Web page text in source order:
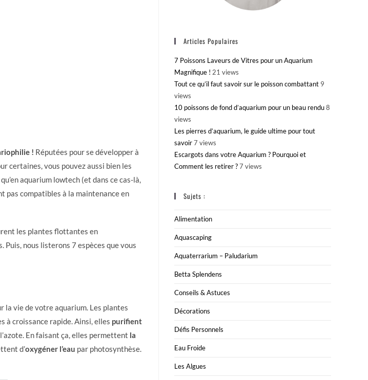
! Réputées pour se développer à
certaines, vous pouvez aussi bien les
aquarium lowtech (et dans ce cas-là,
pas compatibles à la maintenance en
les plantes flottantes en
nous listerons 7 espèces que vous
la vie de votre aquarium. Les plantes
à croissance rapide. Ainsi, elles purifient
En faisant ça, elles permettent la
d’oxygéner l’eau par photosynthèse.
Articles Populaires
7 Poissons Laveurs de Vitres pour un Aquarium
Magnifique ! 21 views
Tout ce qu’il faut savoir sur le poisson combattant 9
views
10 poissons de fond d’aquarium pour un beau rendu8
views
Les pierres d’aquarium, le guide ultime pour tout
savoir7 views
Escargots dans votre Aquarium ? Pourquoi et
Comment les retirer ?7 views
Sujets :
Alimentation
Aquascaping
Aquaterrarium – Paludarium
Betta Splendens
Conseils & Astuces
Décorations
Défis Personnels
Eau Froide
Les Algues